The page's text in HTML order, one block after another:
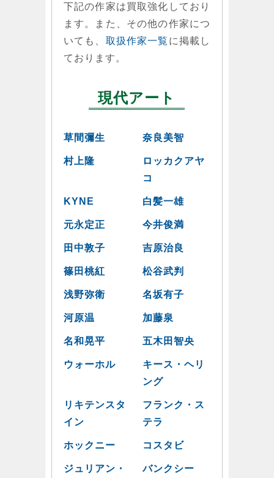
下記の作家は買取強化しており
ます。また、その他の作家につ
いても、 取扱作家一覧 に掲載し
ております。
現代アート
草間彌生 奈良美智
村上隆
ロッカクアヤ
コ
KYNE 白髪一雄
元永定正 今井俊満
田中敦子 吉原治良
篠田桃紅 松谷武判
浅野弥衛 名坂有子
河原温 加藤泉
名和晃平 五木田智央
ウォーホル
キース・ヘリ
ング
リキテンスタ
イン
フランク・ス
テラ
ホックニー コスタビ
ジュリアン・
バンクシー